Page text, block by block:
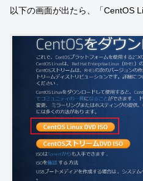
以下の画面が出たら、「CentOS